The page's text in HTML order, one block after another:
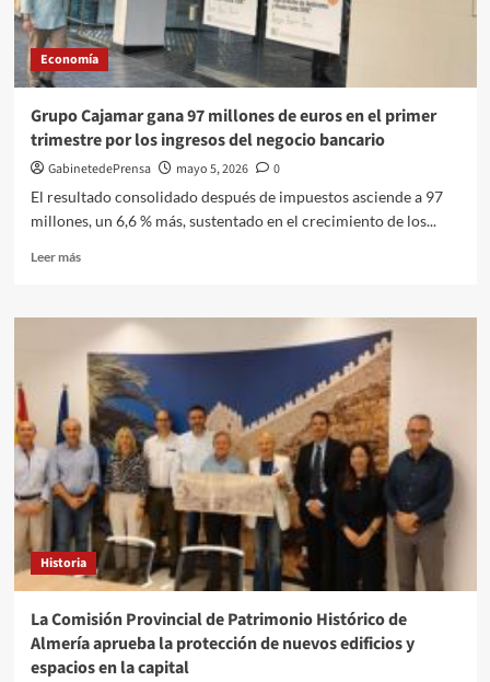
Fuerzas
y
Cuerpos
del
Estado
Economía
Grupo Cajamar gana 97 millones de euros en el primer
trimestre por los ingresos del negocio bancario
GabinetedePrensa mayo 5, 2026
0
El resultado consolidado después de impuestos asciende a 97
millones, un 6,6 % más, sustentado en el crecimiento de los...
Leer másLeer
Grupo
Cajamar
gana
97
millones
de
euros
en
el
primer
trimestre
los
ingresos
negocio
bancario
Historia
La Comisión Provincial de Patrimonio Histórico de
Almería aprueba la protección de nuevos edificios y
espacios en la capital